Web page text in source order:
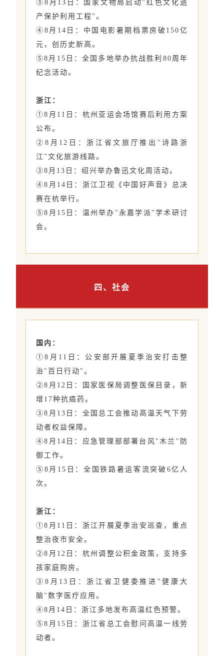
③8月13日：国家文物局启动"红色文化遗
产保护利用工程"。
④8月14日：中国电影暑期档票房破150亿
元，创历史新高。
⑤8月15日：全国多地举办抗战胜利80周年
纪念活动。
浙江：
①8月11日：杭州亚运会场馆赛后利用方案
公布。
②8月12日：浙江省文旅厅推出"诗路浙
江"文化旅游线路。
③8月13日：绍兴举办鲁迅文化周活动。
④8月14日：浙江卫视《中国好声音》总决
赛在杭举行。
⑤8月15日：温州举办"永嘉学派"学术研讨
会。
四、社会
国内：
①8月11日：公安部开展夏季治安打击整
治"百日行动"。
②8月12日：国家医保局调整医保目录，新
增17种抗癌药。
③8月13日：全国总工会推动高温天气下劳
动者权益保障。
④8月14日：应急管理部部署台风"木兰"防
御工作。
⑤8月15日：全国铁路暑运客流突破6亿人
次。
浙江：
①8月11日：浙江开展夏季治安巡查，重点
整治夜市安全。
②8月12日：杭州调整公积金政策，支持多
孩家庭购房。
③8月13日：浙江省卫健委推进"健康大
脑"数字医疗应用。
④8月14日：浙江多地发布高温红色预警。
⑤8月15日：浙江省总工会慰问高温一线劳
动者。